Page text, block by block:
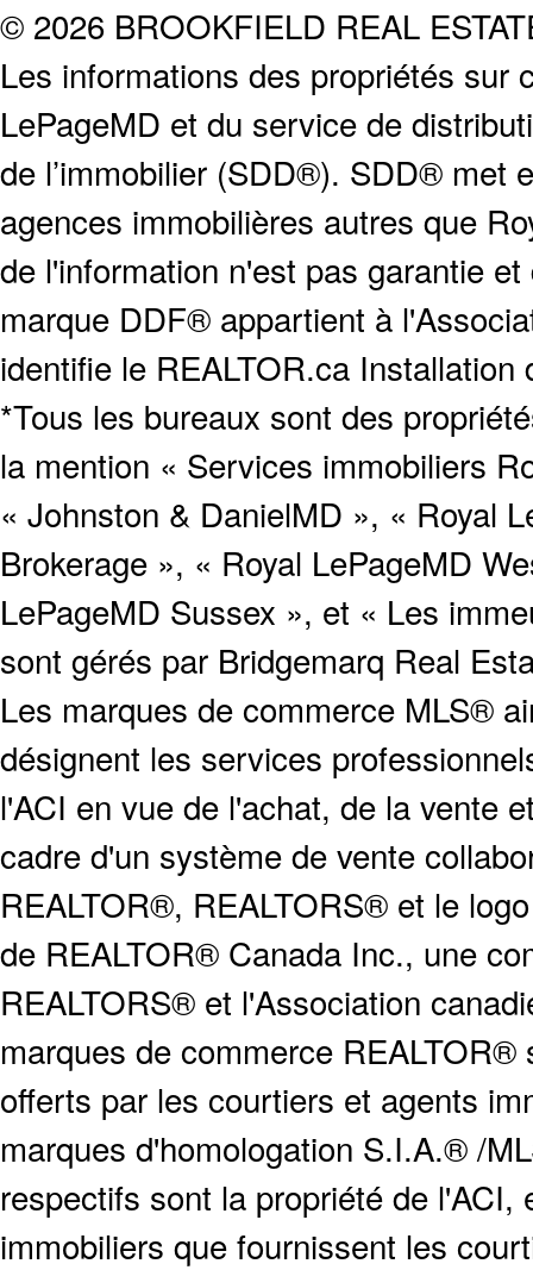
© 2026 BROOKFIELD REAL
Les informations des propriétés sur
LePageMD et du service de
de l’immobilier (SDD®). SDD® met
agences immobilières autres que
de l'information n'est pas garantie
marque DDF® appartient à
identifie le REALTOR.ca
*Tous les bureaux sont des
la mention « Services immobiliers
« Johnston & DanielMD », « Royal
Brokerage », « Royal LePageMD
LePageMD Sussex », et « Les
sont gérés par Bridgemarq Real
Les marques de commerce MLS®
désignent les services
l'ACI en vue de l'achat, de la vente
cadre d'un système de vente
REALTOR®, REALTORS® et le
de REALTOR® Canada Inc., une
REALTORS® et l'Association
marques de commerce
offerts par les courtiers et agents
marques d'homologation S.I.A.® /
respectifs sont la propriété de
immobiliers que fournissent les